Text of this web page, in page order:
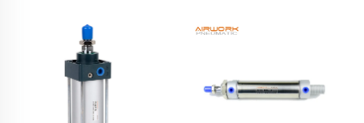
cilindri Veliki proizvođač